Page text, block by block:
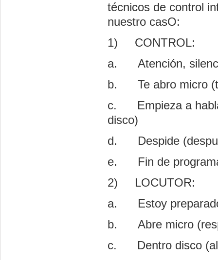
técnicos de control
nuestro casO:
1)
CONTROL:
a.
Atención,
b.
Te abro micro
c.
Empieza a
disco)
d.
Despide
e.
Fin de
2)
LOCUTOR:
a.
Estoy
b.
Abre micro
c.
Dentro disco